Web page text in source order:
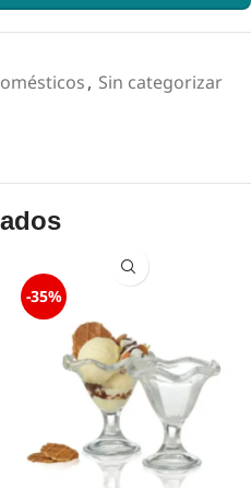
, Sin categorizar
-35%